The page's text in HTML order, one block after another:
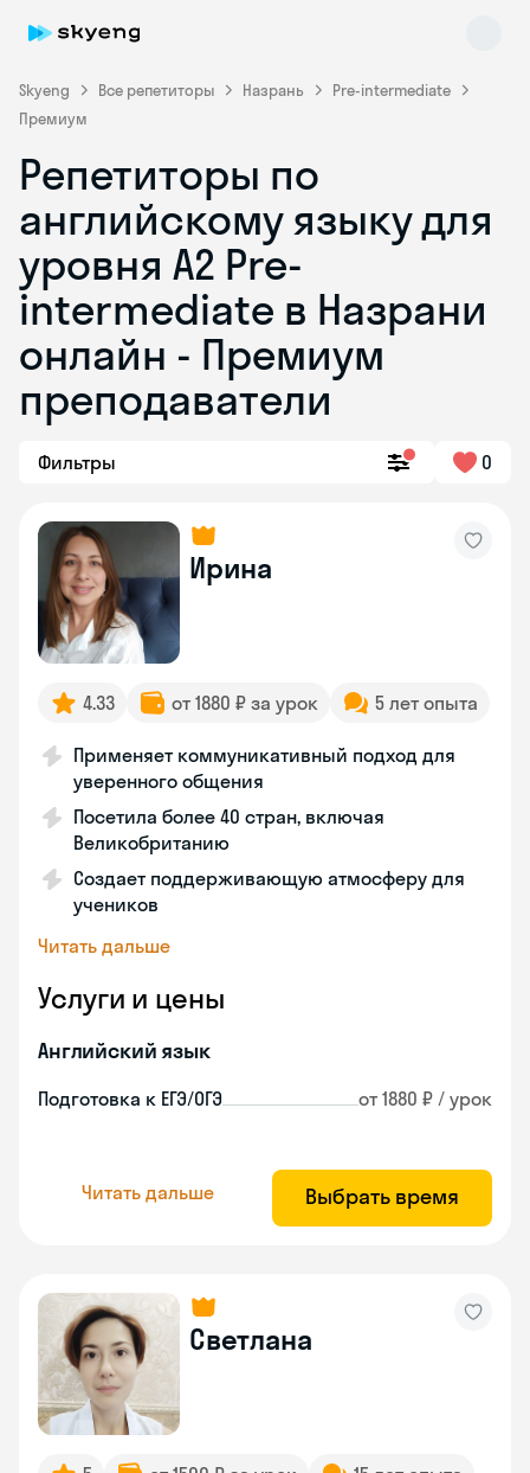
Skyeng Все репетиторы Назрань
Pre-intermediate
Премиум
Репетиторы по
английскому языку для
уровня A2 Pre-
intermediate в Назрани
онлайн - Премиум
преподаватели
Фильтры 0
Ирина
4.33 от 1880 ₽ за урок 5 лет опыта
Применяет коммуникативный подход для
уверенного общения
Посетила более 40 стран, включая
Великобританию
Создает поддерживающую атмосферу для
учеников
Читать дальше
Услуги и цены
Английский язык
Подготовка к ЕГЭ/ОГЭ от 1880 ₽ / урок
Читать дальше Выбрать время
Светлана
Skyeng Chat